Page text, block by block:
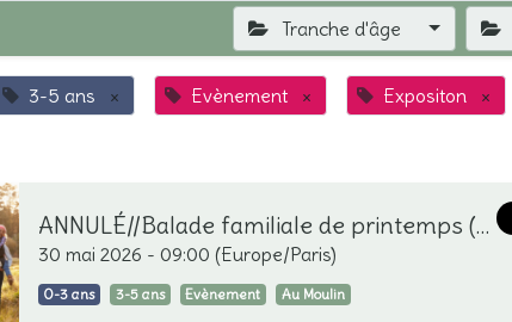
Tranche d'âge
3-5 ans × Evènement × Expositon ×
ANNULÉ//Balade familiale de printemps (0-6 ans)
30 mai 2026 - 09:00 (Europe/Paris)
0-3 ans 3-5 ans Evènement Au Moulin